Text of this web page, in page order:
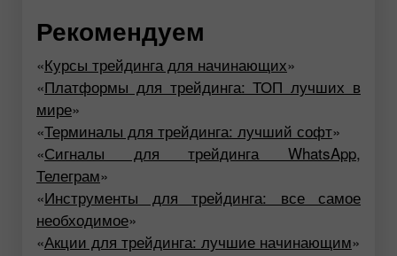
Рекомендуем
«Курсы трейдинга для начинающих»
«Платформы для трейдинга: ТОП лучших в
мире»
«Терминалы для трейдинга: лучший софт»
«Сигналы для трейдинга WhatsApp,
Телеграм»
«Инструменты для трейдинга: все самое
необходимое»
«Акции для трейдинга: лучшие начинающим»